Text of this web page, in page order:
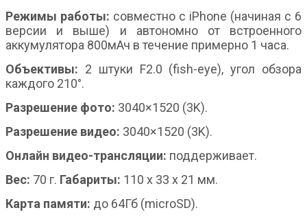
Режимы работы: совместно с iPhone (начиная с 6
версии и выше) и автономно от встроенного
аккумулятора 800мАч в течение примерно 1 часа.
Объективы: 2 штуки F2.0 (fish-eye), угол обзора
каждого 210°.
Разрешение фото: 3040×1520 (3K).
Разрешение видео: 3040×1520 (3K).
Онлайн видео-трансляции: поддерживает.
Вес: 70 г. Габариты: 110 х 33 х 21 мм.
Карта памяти: до 64Гб (microSD).